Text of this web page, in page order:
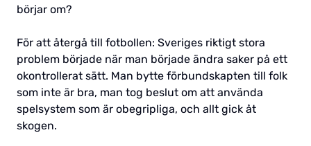
börjar om?
För att återgå till fotbollen: Sveriges riktigt stora
problem började när man började ändra saker på ett
okontrollerat sätt. Man bytte förbundskapten till folk
som inte är bra, man tog beslut om att använda
spelsystem som är obegripliga, och allt gick åt
skogen.